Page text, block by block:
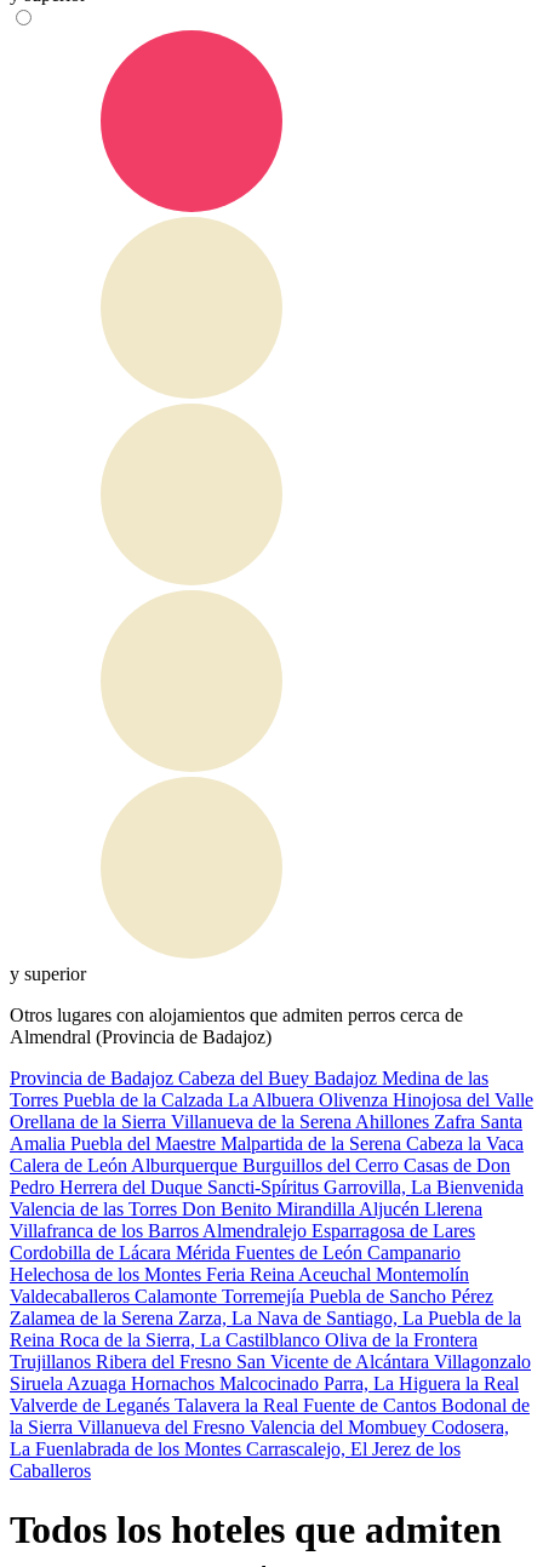
y superior
Otros lugares con alojamientos que admiten perros cerca de
Almendral (Provincia de Badajoz)
Provincia de Badajoz Cabeza del Buey Badajoz Medina de las
Torres Puebla de la Calzada La Albuera Olivenza Hinojosa del Valle
Orellana de la Sierra Villanueva de la Serena Ahillones Zafra Santa
Amalia Puebla del Maestre Malpartida de la Serena Cabeza la Vaca
Calera de León Alburquerque Burguillos del Cerro Casas de Don
Pedro Herrera del Duque Sancti-Spíritus Garrovilla, La Bienvenida
Valencia de las Torres Don Benito Mirandilla Aljucén Llerena
Villafranca de los Barros Almendralejo Esparragosa de Lares
Cordobilla de Lácara Mérida Fuentes de León Campanario
Helechosa de los Montes Feria Reina Aceuchal Montemolín
Valdecaballeros Calamonte Torremejía Puebla de Sancho Pérez
Zalamea de la Serena Zarza, La Nava de Santiago, La Puebla de la
Reina Roca de la Sierra, La Castilblanco Oliva de la Frontera
Trujillanos Ribera del Fresno San Vicente de Alcántara Villagonzalo
Siruela Azuaga Hornachos Malcocinado Parra, La Higuera la Real
Valverde de Leganés Talavera la Real Fuente de Cantos Bodonal de
la Sierra Villanueva del Fresno Valencia del Mombuey Codosera,
La Fuenlabrada de los Montes Carrascalejo, El Jerez de los
Caballeros
Todos los hoteles que admiten